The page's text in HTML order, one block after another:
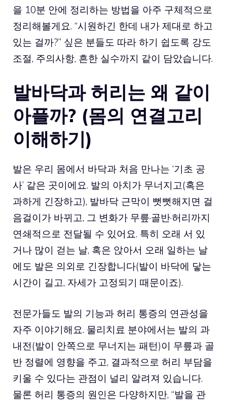
을 10분 안에 정리하는 방법을 아주 구체적으로
정리해볼게요. “시원하긴 한데 내가 제대로 하고
있는 걸까?” 싶은 분들도 따라 하기 쉽도록 강도
조절, 주의사항, 흔한 실수까지 같이 담았습니다.
발바닥과 허리는 왜 같이
아플까? (몸의 연결고리
이해하기)
발은 우리 몸에서 바닥과 처음 만나는 ‘기초 공
사’ 같은 곳이에요. 발의 아치가 무너지고(혹은
과하게 긴장하고), 발바닥 근막이 뻣뻣해지면 걸
음걸이가 바뀌고, 그 변화가 무릎·골반·허리까지
연쇄적으로 전달될 수 있어요. 특히 오래 서 있
거나 많이 걷는 날, 혹은 앉아서 오래 일하는 날
에도 발은 의외로 긴장합니다(발이 바닥에 닿는
시간이 길고, 자세가 고정되기 때문이죠).
전문가들도 발의 기능과 허리 통증의 연관성을
자주 이야기해요. 물리치료 분야에서는 발의 과
내전(발이 안쪽으로 무너지는 패턴)이 무릎과 골
반 정렬에 영향을 주고, 결과적으로 허리 부담을
키울 수 있다는 관점이 널리 알려져 있습니다.
물론 허리 통증의 원인은 다양하지만, “발을 관